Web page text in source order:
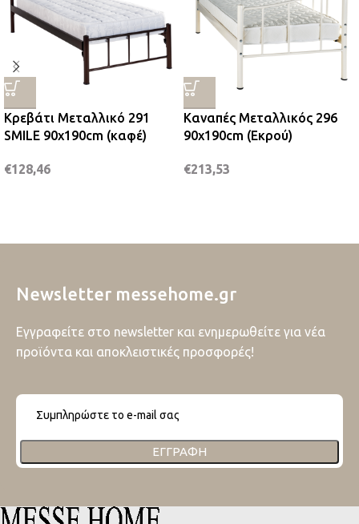
Κρεβάτι Μεταλλικό 291
SMILE 90x190cm (καφέ)
€128,46
Καναπές Μεταλλικός 296
90x190cm (Εκρού)
€213,53
Newsletter messehome.gr
Εγγραφείτε στο newsletter και ενημερωθείτε για νέα
προϊόντα και αποκλειστικές προσφορές!
ΕΓΓΡΑΦΉ